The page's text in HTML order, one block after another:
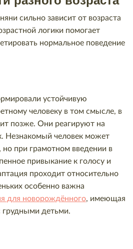
сильно зависит от возраста
логики помогает
нормальное поведение
устойчивую
человеку в том смысле, в
позже. Они реагируют на
Незнакомый человек может
но при грамотном введении в
привыкание к голосу и
проходит относительно
особенно важна
для новорождённого, имеющая
детьми.